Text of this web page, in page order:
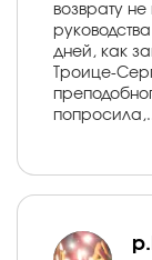
возврату
дней, как
Троице-